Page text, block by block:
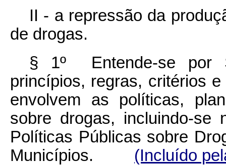
II - a repressão da
de drogas.
§ 1º Entende-se por
princípios, regras, critérios
envolvem as políticas,
sobre drogas, incluindo-se
Políticas Públicas sobre
Municípios. (Incluído